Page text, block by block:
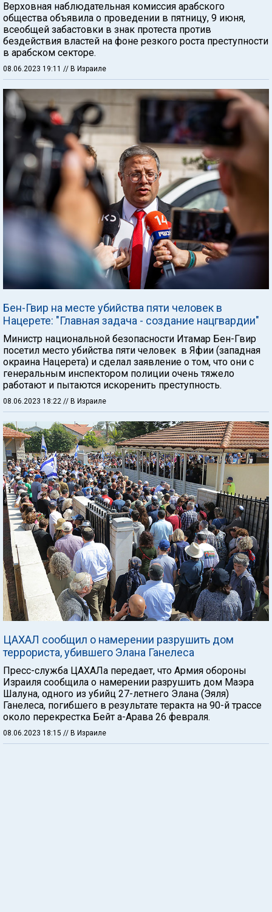
Верховная наблюдательная комиссия арабского
общества объявила о проведении в пятницу, 9 июня,
всеобщей забастовки в знак протеста против
бездействия властей на фоне резкого роста преступности
в арабском секторе.
08.06.2023 19:11 // В Израиле
Бен-Гвир на месте убийства пяти человек в
Нацерете: "Главная задача - создание нацгвардии"
Министр национальной безопасности Итамар Бен-Гвир
посетил место убийства пяти человек в Яфии (западная
окраина Нацерета) и сделал заявление о том, что они с
генеральным инспектором полиции очень тяжело
работают и пытаются искоренить преступность.
08.06.2023 18:22 // В Израиле
ЦАХАЛ сообщил о намерении разрушить дом
террориста, убившего Элана Ганелеса
Пресс-служба ЦАХАЛа передает, что Армия обороны
Израиля сообщила о намерении разрушить дом Маэра
Шалуна, одного из убийц 27-летнего Элана (Эяля)
Ганелеса, погибшего в результате теракта на 90-й трассе
около перекрестка Бейт а-Арава 26 февраля.
08.06.2023 18:15 // В Израиле